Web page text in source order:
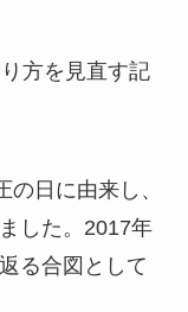
方を見直す記
日に由来し、
した。2017年
る合図として